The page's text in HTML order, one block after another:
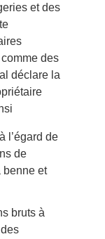
et des
des
déclare la
l’égard de
de
benne et
bruts à